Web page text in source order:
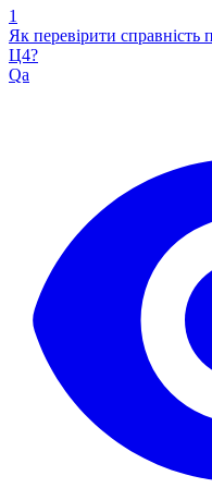
1
Як перевірити справність
Ц4?
Qa